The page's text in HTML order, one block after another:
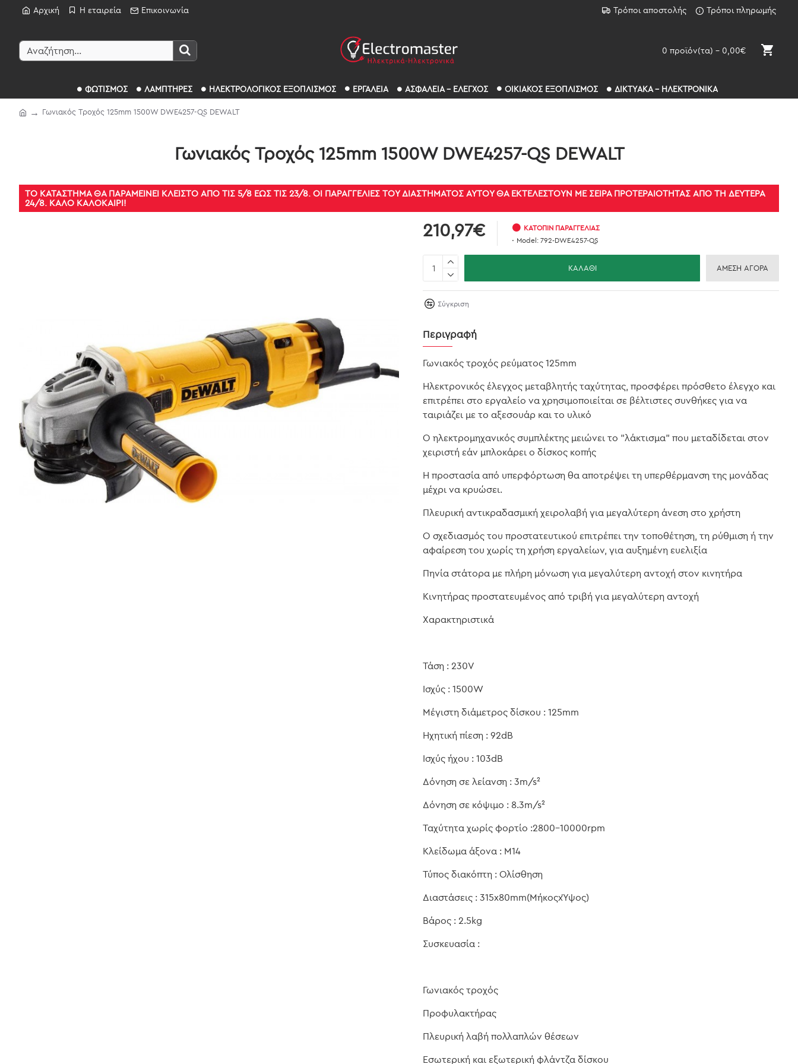
Αρχική Η εταιρεία Επικοινωνία Τρόποι αποστολής Τρόποι πληρωμής
0 προϊόν(τα) - 0,00€
ΦΩΤΙΣΜΟΣ ΛΑΜΠΤΗΡΕΣ ΗΛΕΚΤΡΟΛΟΓΙΚΟΣ ΕΞΟΠΛΙΣΜΟΣ ΕΡΓΑΛΕΙΑ ΑΣΦΑΛΕΙΑ - ΕΛΕΓΧΟΣ ΟΙΚΙΑΚΟΣ ΕΞΟΠΛΙΣΜΟΣ ΔΙΚΤΥΑΚΑ - ΗΛΕΚΤΡΟΝΙΚΑ
Γωνιακός Τροχός 125mm 1500W DWE4257-QS DEWALT
Γωνιακός Τροχός 125mm 1500W DWE4257-QS DEWALT
ΤΟ ΚΑΤΆΣΤΗΜΑ ΘΑ ΠΑΡΑΜΕΊΝΕΙ ΚΛΕΙΣΤΌ ΑΠΌ ΤΙΣ 5/8 ΈΩΣ ΤΙΣ 23/8. ΟΙ ΠΑΡΑΓΓΕΛΊΕΣ ΤΟΥ ΔΙΑΣΤΉΜΑΤΟΣ ΑΥΤΟΎ ΘΑ ΕΚΤΕΛΕΣΤΟΎΝ ΜΕ ΣΕΙΡΆ ΠΡΟΤΕΡΑΙΌΤΗΤΑΣ ΑΠΌ ΤΗ ΔΕΥΤΈΡΑ
24/8. ΚΑΛΌ ΚΑΛΟΚΑΊΡΙ!
210,97€
ΚΑΤΌΠΙΝ ΠΑΡΑΓΓΕΛΊΑΣ
Model: 792-DWE4257-QS
ΚΑΛΆΘΙ ΆΜΕΣΗ ΑΓΟΡΆ
Σύγκριση
Περιγραφή
Γωνιακός τροχός ρεύματος 125mm
Hλεκτρονικός έλεγχος μεταβλητής ταχύτητας, προσφέρει πρόσθετο έλεγχο και
επιτρέπει στο εργαλείο να χρησιμοποιείται σε βέλτιστες συνθήκες για να
ταιριάζει με το αξεσουάρ και το υλικό
Ο ηλεκτρομηχανικός συμπλέκτης μειώνει το "λάκτισμα" που μεταδίδεται στον
χειριστή εάν μπλοκάρει ο δίσκος κοπής
Η προστασία από υπερφόρτωση θα αποτρέψει τη υπερθέρμανση της μονάδας
μέχρι να κρυώσει.
Πλευρική αντικραδασμική χειρολαβή για μεγαλύτερη άνεση στο χρήστη
Ο σχεδιασμός του προστατευτικού επιτρέπει την τοποθέτηση, τη ρύθμιση ή την
αφαίρεση του χωρίς τη χρήση εργαλείων, για αυξημένη ευελιξία
Πηνία στάτορα με πλήρη μόνωση για μεγαλύτερη αντοχή στον κινητήρα
Κινητήρας προστατευμένος από τριβή για μεγαλύτερη αντοχή
Χαρακτηριστικά
Τάση : 230V
Ισχύς : 1500W
Μέγιστη διάμετρος δίσκου : 125mm
Ηχητική πίεση : 92dB
Ισχύς ήχου : 103dB
Δόνηση σε λείανση : 3m/s²
Δόνηση σε κόψιμο : 8.3m/s²
Ταχύτητα χωρίς φορτίο :2800-10000rpm
Κλείδωμα άξονα : M14
Τύπος διακόπτη : Ολίσθηση
Διαστάσεις : 315x80mm(ΜήκοςxΎψος)
Βάρος : 2.5kg
Συσκευασία :
Γωνιακός τροχός
Προφυλακτήρας
Πλευρική λαβή πολλαπλών θέσεων
Εσωτερική και εξωτερική φλάντζα δίσκου